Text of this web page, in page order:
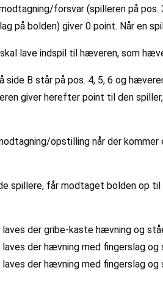
forsvar (spilleren på
på bolden) giver 0 point. Når en
lave indspil til hæveren, som
side B står på pos. 4, 5, 6 og
giver herefter point til den
opstilling når der
spillere, får modtaget bolden op til
laves der gribe-kaste hævning og
laves der hævning med fingerslag
laves der hævning med fingerslag